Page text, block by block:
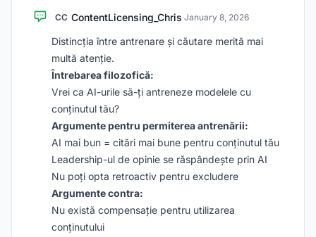
CC ContentLicensing_Chris·January 8, 2026
Distincția între antrenare și căutare merită mai
multă atenție.
Întrebarea filozofică:
Vrei ca AI-urile să-ți antreneze modelele cu
conținutul tău?
Argumente pentru permiterea antrenării:
AI mai bun = citări mai bune pentru conținutul tău
Leadership-ul de opinie se răspândește prin AI
Nu poți opta retroactiv pentru excludere
Argumente contra:
Nu există compensație pentru utilizarea
conținutului